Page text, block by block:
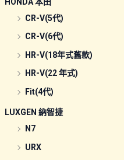
CR-V(5代)
CR-V(6代)
HR-V(18年式舊款)
HR-V(22 年式)
Fit(4代)
LUXGEN 納智捷
N7
URX